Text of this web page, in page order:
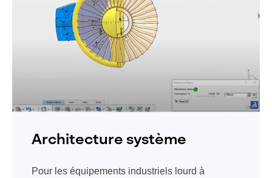
Architecture système
Pour les équipements industriels lourd à